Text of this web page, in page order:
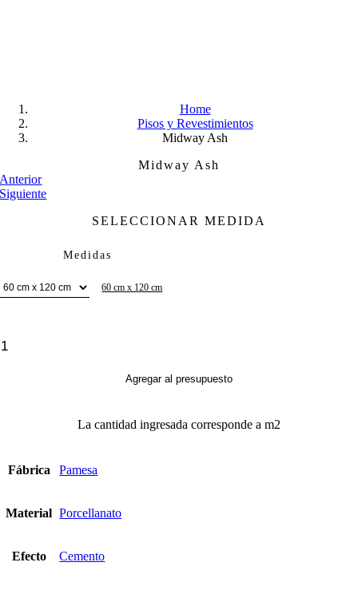
Home
Pisos y Revestimientos
Midway Ash
Midway Ash
Anterior
Siguiente
SELECCIONAR MEDIDA
Medidas
60 cm x 120 cm
Agregar al presupuesto
La cantidad ingresada corresponde a m2
Fábrica Pamesa
Material Porcellanato
Efecto Cemento